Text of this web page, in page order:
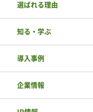
選ばれる理由
知る・学ぶ
導入事例
企業情報